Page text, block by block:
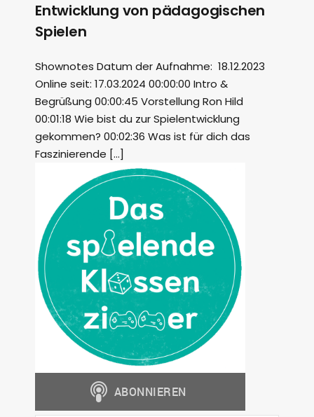
Entwicklung von pädagogischen
Spielen
Shownotes Datum der Aufnahme: 18.12.2023
Online seit: 17.03.2024 00:00:00 Intro &
Begrüßung 00:00:45 Vorstellung Ron Hild
00:01:18 Wie bist du zur Spielentwicklung
gekommen? 00:02:36 Was ist für dich das
Faszinierende […]